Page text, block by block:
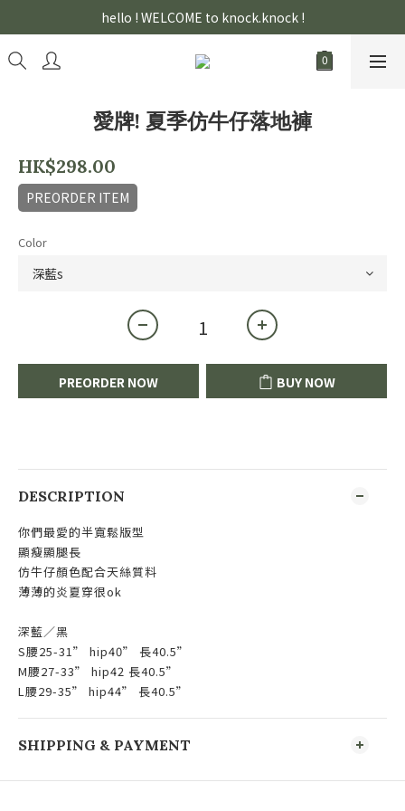
hello ! WELCOME to knock.knock !
愛牌! 夏季仿牛仔落地褲
HK$298.00
PREORDER ITEM
Color
PREORDER NOW BUY NOW
DESCRIPTION
你們最愛的半寬鬆版型
顯瘦顯腿長
仿牛仔顏色配合天絲質料
薄薄的炎夏穿很ok
深藍／黑
S腰25-31” hip40” 長40.5”
M腰27-33” hip42 長40.5”
L腰29-35” hip44” 長40.5”
SHIPPING & PAYMENT